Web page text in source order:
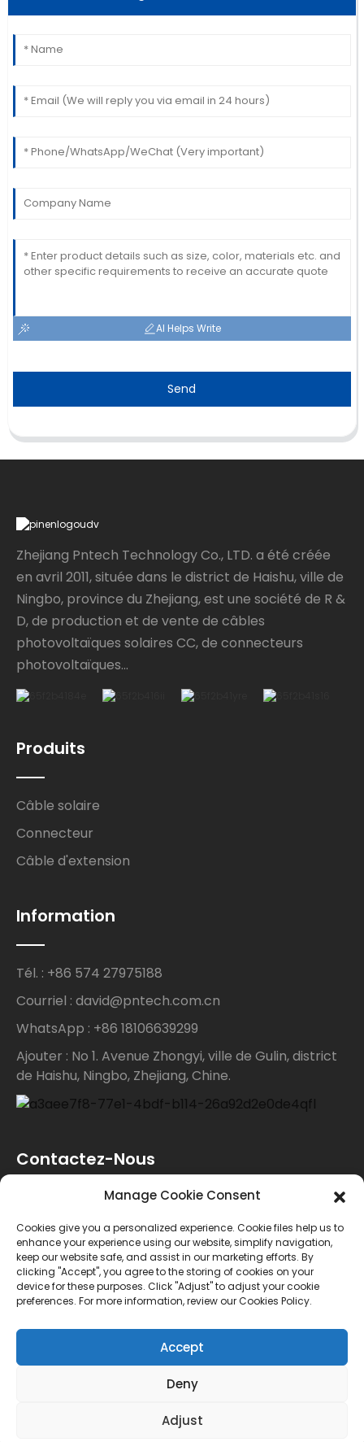
AI Helps Write
Send
Zhejiang Pntech Technology Co., LTD. a été créée
en avril 2011, située dans le district de Haishu, ville de
Ningbo, province du Zhejiang, est une société de R &
D, de production et de vente de câbles
photovoltaïques solaires CC, de connecteurs
photovoltaïques...
Produits
Câble solaire
Connecteur
Câble d'extension
Information
Tél. : +86 574 27975188
Courriel : david@pntech.com.cn
WhatsApp : +86 18106639299
Ajouter : No 1. Avenue Zhongyi, ville de Gulin, district
de Haishu, Ningbo, Zhejiang, Chine.
Contactez-Nous
produits ou notre liste de prix, veuillez nous laisser
votre e-mail et nous vous contacterons dans les 24
heures.
ENQUÊTE
© Copyright - 2010-2024 : Tous droits réservés.
MEILLEUR BLOG
Manage Cookie Consent
Cookies give you a personalized experience. Cookie files help us to
enhance your experience using our website, simplify navigation,
keep our website safe, and assist in our marketing efforts. By
clicking "Accept", you agree to the storing of cookies on your
device for these purposes. Click "Adjust" to adjust your cookie
preferences. For more information, review our Cookies Policy.
Accept
Deny
Adjust